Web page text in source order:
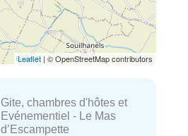
Leaflet | © OpenStreetMap contributors
Gite, chambres d'hôtes et
Evénementiel - Le Mas
d’Escampette